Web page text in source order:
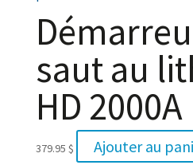
saut au
HD 2000A
379.95 $ Ajouter au